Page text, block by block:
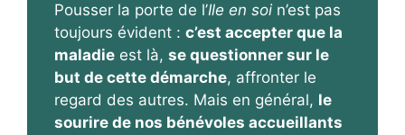
Pousser la porte de l’Ile en soi n’est pas
toujours évident : c’est accepter que la
maladie est là, se questionner sur le
but de cette démarche, affronter le
regard des autres. Mais en général, le
sourire de nos bénévoles accueillants